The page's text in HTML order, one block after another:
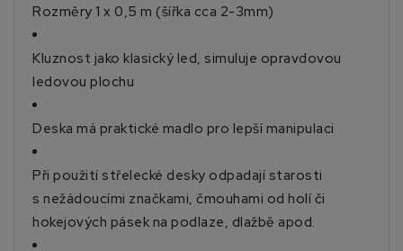
Rozměry 1 x 0,5 m (šířka cca 2-3mm)
Kluznost jako klasický led, simuluje opravdovou
ledovou plochu
Deska má praktické madlo pro lepší manipulaci
Při použití střelecké desky odpadají starosti
s nežádoucími značkami, čmouhami od holí či
hokejových pásek na podlaze, dlažbě apod.